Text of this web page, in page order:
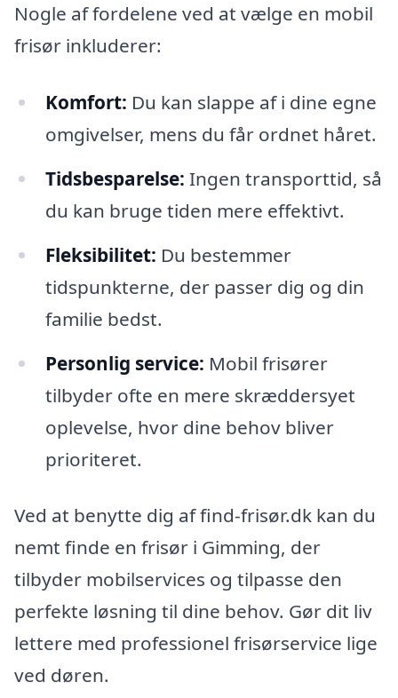
Nogle af fordelene ved at vælge en mobil
frisør inkluderer:
Komfort: Du kan slappe af i dine egne
omgivelser, mens du får ordnet håret.
Tidsbesparelse: Ingen transporttid, så
du kan bruge tiden mere effektivt.
Fleksibilitet: Du bestemmer
tidspunkterne, der passer dig og din
familie bedst.
Personlig service: Mobil frisører
tilbyder ofte en mere skræddersyet
oplevelse, hvor dine behov bliver
prioriteret.
Ved at benytte dig af find-frisør.dk kan du
nemt finde en frisør i Gimming, der
tilbyder mobilservices og tilpasse den
perfekte løsning til dine behov. Gør dit liv
lettere med professionel frisørservice lige
ved døren.